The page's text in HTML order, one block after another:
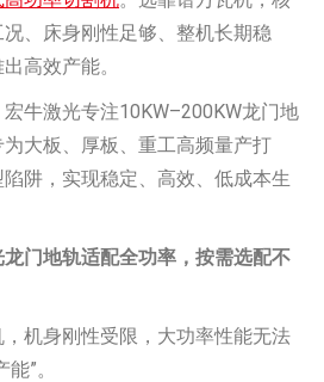
、床身刚性足够、整机长期稳
高效产能。
牛激光专注10KW–200KW龙门地
大板、厚板、重工高频量产打
阱，实现稳定、高效、低成本生
门地轨适配全功率，按需选配不
机身刚性受限，大功率性能无法
”。